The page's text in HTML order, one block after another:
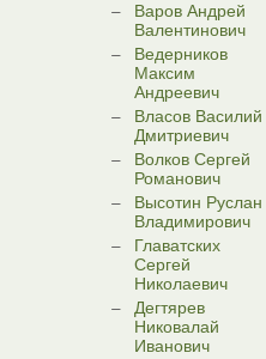
Варов Андрей
Валентинович
Ведерников
Максим
Андреевич
Власов Василий
Дмитриевич
Волков Сергей
Романович
Высотин Руслан
Владимирович
Главатских
Сергей
Николаевич
Дегтярев
Никовалай
Иванович